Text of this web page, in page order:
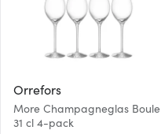
Orrefors
More Champagneglas Boule
31 cl 4-pack